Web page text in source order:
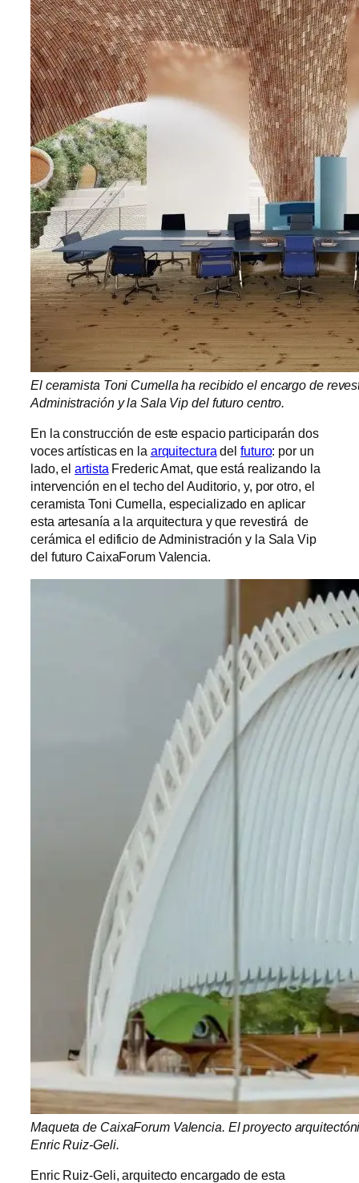
El ceramista Toni Cumella ha recibido el encargo de
Administración y la Sala Vip del futuro centro.
En la construcción de este espacio participarán dos
voces artísticas en la arquitectura delfuturo: por un
lado, elartista Frederic Amat, que está realizando la
intervención en el techo del Auditorio, y, por otro, el
ceramista Toni Cumella, especializado en aplicar
esta artesanía a la arquitectura y que revestirá de
cerámica el edificio de Administración y la Sala Vip
del futuro CaixaForum Valencia.
Maqueta de CaixaForum Valencia. El proyecto
Enric Ruiz-Geli.
Enric Ruiz-Geli, arquitecto encargado de esta